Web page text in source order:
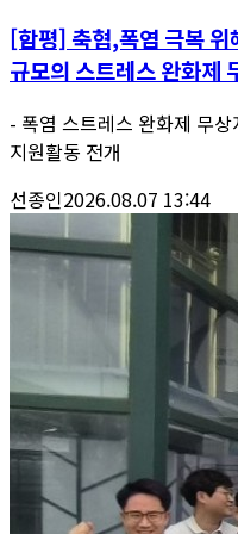
[함평] 축협,폭염 극복 위
규모의 스트레스 완화제
- 폭염 스트레스 완화제 무상지원 - 지속적인 현
지원활동 전개
선종인2026.08.07 13:44